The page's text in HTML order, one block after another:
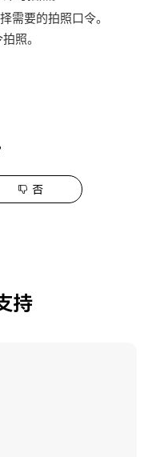
需要的拍照口令。
照。
否
持